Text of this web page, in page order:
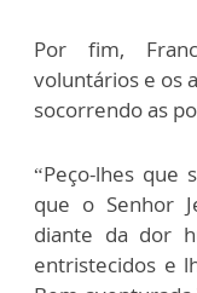
Por fim,
voluntários e os
socorrendo as
“Peço-lhes que
que o Senhor
diante da dor
entristecidos e